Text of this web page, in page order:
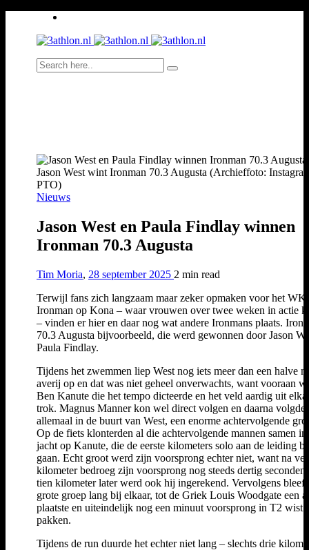
Jason West wint Ironman 70.3 Augusta (Archieffoto:
PTO)
Nieuws
Jason West en Paula Findlay winnen
Ironman 70.3 Augusta
Tim Moria, 28 september 2025 2 min read
Terwijl fans zich langzaam maar zeker opmaken voor het WK
Ironman op Kona – waar vrouwen over twee weken in actie
– vinden er hier en daar nog wat andere Ironmans plaats.
70.3 Augusta bijvoorbeeld, die werd gewonnen door Jason
Paula Findlay.
Tijdens het zwemmen liep West nog iets meer dan een halve
averij op en dat was niet geheel onverwachts, want vooraan
Ben Kanute die het tempo dicteerde en het veld aardig uit
trok. Magnus Manner kon wel direct volgen en daarna volgde,
allemaal in de buurt van West, een enorme achtervolgende
Op de fiets klonterden al die achtervolgende mannen samen in
jacht op Kanute, die de eerste kilometers solo aan de leiding
gaan. Echt groot werd zijn voorsprong echter niet, want na
kilometer bedroeg zijn voorsprong nog steeds dertig seconden
tien kilometer later werd ook hij ingerekend. Vervolgens bleef
grote groep lang bij elkaar, tot de Griek Louis Woodgate een
plaatste en uiteindelijk nog een minuut voorsprong in T2 wist
pakken.
Tijdens de run duurde het echter niet lang – slechts drie